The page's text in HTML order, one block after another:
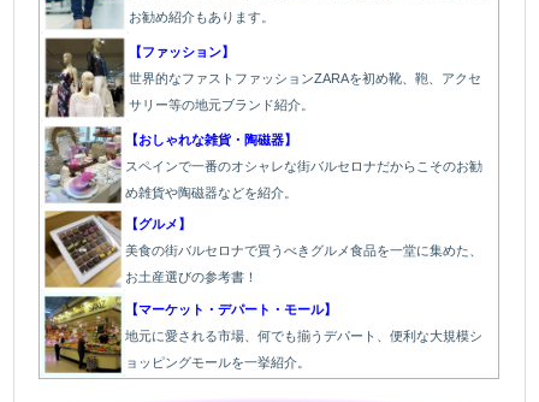
お勧め紹介もあります。
【ファッション】
世界的なファストファッションZARAを初め靴、鞄、アクセ
サリー等の地元ブランド紹介。
【おしゃれな雑貨・陶磁器】
スペインで一番のオシャレな街バルセロナだからこそのお勧
め雑貨や陶磁器などを紹介。
【グルメ】
美食の街バルセロナで買うべきグルメ食品を一堂に集めた、
お土産選びの参考書！
【マーケット・デパート・モール】
地元に愛される市場、何でも揃うデパート、便利な大規模シ
ョッピングモールを一挙紹介。